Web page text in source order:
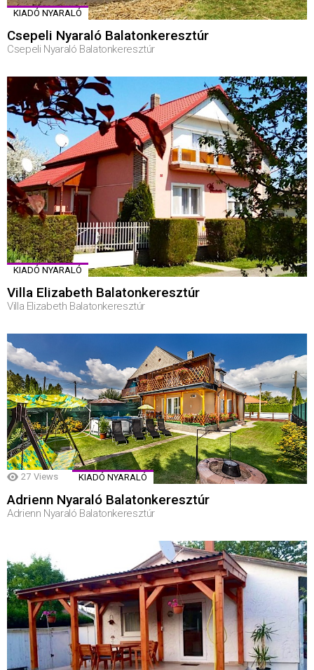
KIADÓ NYARALÓ
Csepeli Nyaraló Balatonkeresztúr
Csepeli Nyaraló Balatonkeresztúr
KIADÓ NYARALÓ
Villa Elizabeth Balatonkeresztúr
Villa Elizabeth Balatonkeresztúr
27 Views KIADÓ NYARALÓ
Adrienn Nyaraló Balatonkeresztúr
Adrienn Nyaraló Balatonkeresztúr